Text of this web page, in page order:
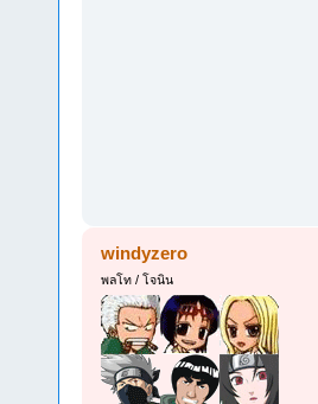
windyzero
พลโท / โจนิน